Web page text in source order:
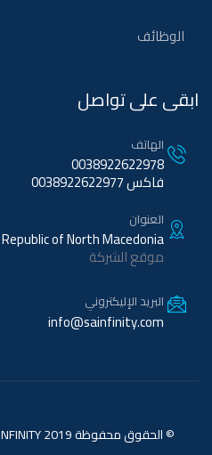
الوظائف
ابقى على تواصل
الهاتف
0038922622978
فاكس 0038922622977
العنوان
of North Macedonia
موقع الشركة
البريد الإليكتروني
info@sainfinity.com
© الحقوق محفوظة 2019 S.A.INFINITY. تصميم وتطوير